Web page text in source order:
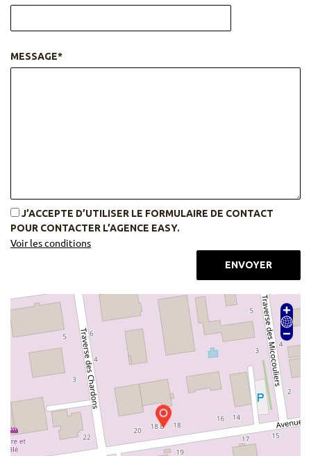
MESSAGE*
J’ACCEPTE D’UTILISER LE FORMULAIRE DE CONTACT
POUR CONTACTER L’AGENCE EASY.
Voir les conditions